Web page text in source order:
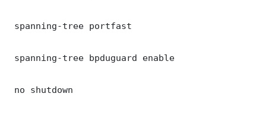
spanning-tree portfast
spanning-tree bpduguard enable
no shutdown